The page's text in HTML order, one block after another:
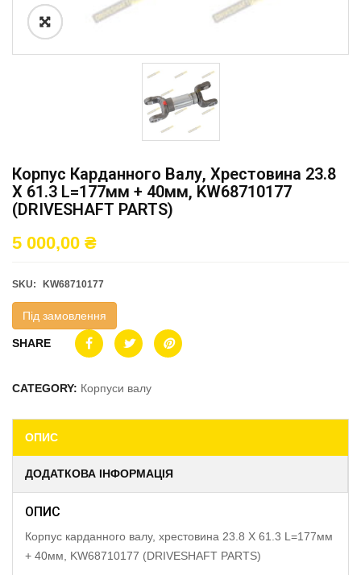
Корпус Карданного Валу, Хрестовина 23.8
X 61.3 L=177мм + 40мм, KW68710177
(DRIVESHAFT PARTS)
5 000,00 ₴
SKU: KW68710177
Під замовлення
SHARE
CATEGORY: Корпуси валу
ОПИС
ДОДАТКОВА ІНФОРМАЦІЯ
ОПИС
Корпус карданного валу, хрестовина 23.8 X 61.3 L=177мм
+ 40мм, KW68710177 (DRIVESHAFT PARTS)